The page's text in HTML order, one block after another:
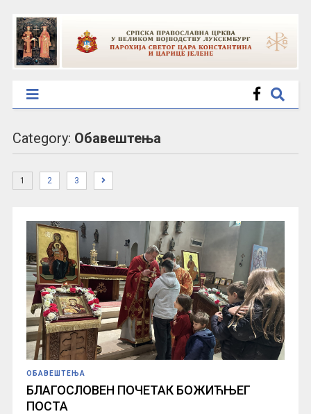
Category: Обавештења
1 2 3
ОБАВЕШТЕЊА
БЛАГОСЛОВЕН ПОЧЕТАК БОЖИЋЊЕГ
ПОСТА